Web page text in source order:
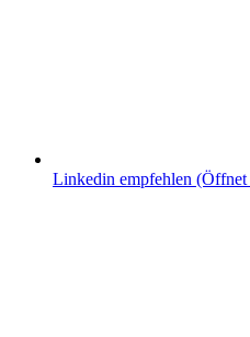
Linkedin empfehlen (Öffnet